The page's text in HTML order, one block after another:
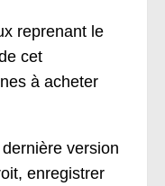
reprenant le
cet
à acheter
version
enregistrer